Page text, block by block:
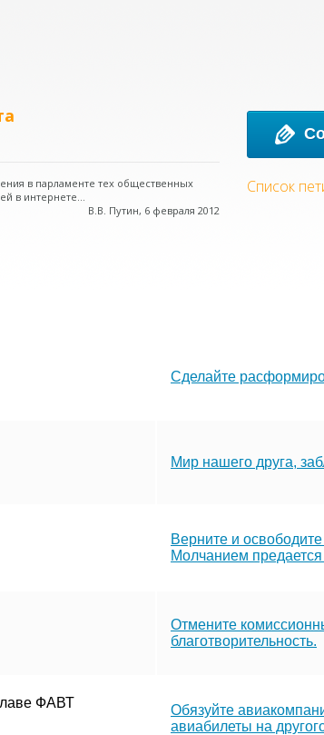
Список
в парламенте тех общественных
в интернете...
В.В. Путин, 6 февраля 2012
Сделайте
Мир нашего друга,
Верните и
Молчанием предается
Отмените
благотворительность.
ФАВТ
Обязуйте
авиабилеты на